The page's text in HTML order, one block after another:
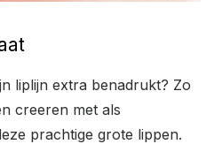
liplijn extra benadrukt? Zo
creeren met als
prachtige grote lippen.